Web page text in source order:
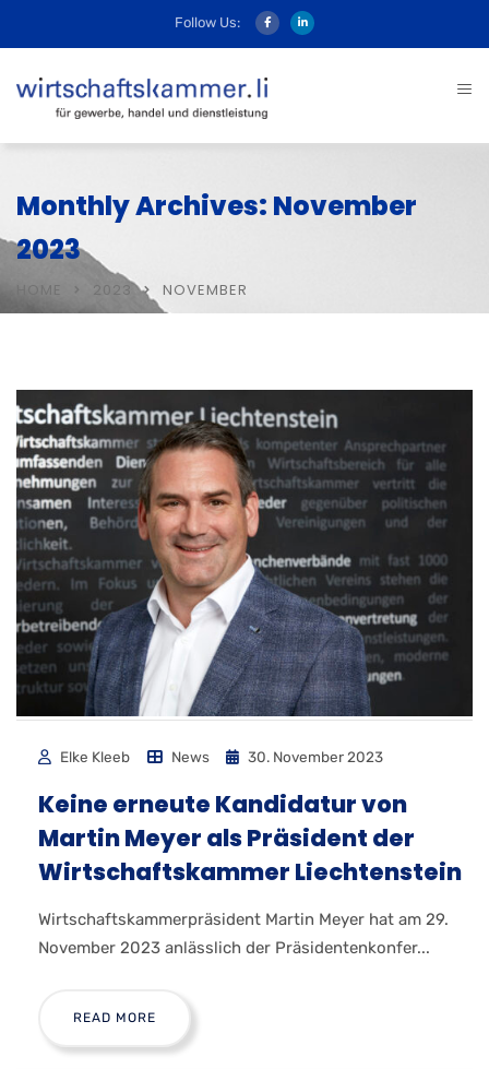
Follow Us:
Monthly Archives: November
2023
HOME 2023 NOVEMBER
Elke Kleeb News 30. November 2023
Keine erneute Kandidatur von
Martin Meyer als Präsident der
Wirtschaftskammer Liechtenstein
Wirtschaftskammerpräsident Martin Meyer hat am 29.
November 2023 anlässlich der Präsidentenkonfer...
READ MORE